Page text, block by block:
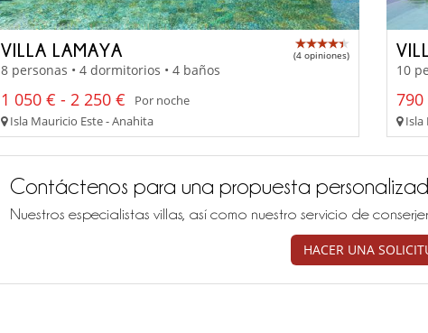
VILLA LAMAYA (4 opiniones)
8 personas • 4 dormitorios • 4 baños
1 050 € - 2 250 €
Por noche
Isla Mauricio Este - Anahita
10
790
Isla
Contáctenos para una propuesta
Nuestros especialistas villas, así como nuestro servicio de
HACER UNA